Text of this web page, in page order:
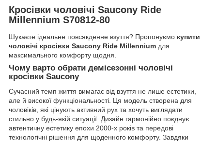
Кросівки чоловічі Saucony Ride
Millennium S70812-80
Шукаєте ідеальне повсякденне взуття? Пропонуємо купити
чоловічі кросівки Saucony Ride Millennium для
максимального комфорту щодня.
Чому варто обрати демісезонні чоловічі
кросівки Saucony
Сучасний темп життя вимагає від взуття не лише естетики,
але й високої функціональності. Ця модель створена для
чоловіків, які цінують активний рух та хочуть виглядати
стильно у будь-якій ситуації. Дизайн гармонійно поєднує
автентичну естетику епохи 2000-х років та передові
технологічні рішення для щоденного комфорту. Завдяки